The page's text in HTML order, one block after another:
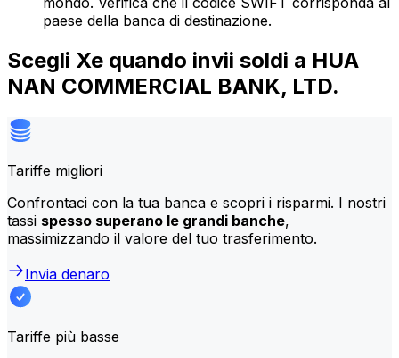
paese della banca di destinazione.
Scegli Xe quando invii soldi a HUA
NAN COMMERCIAL BANK, LTD.
Tariffe migliori
Confrontaci con la tua banca e scopri i risparmi. I nostri
tassi spesso superano le grandi banche,
massimizzando il valore del tuo trasferimento.
Invia denaro
Tariffe più basse